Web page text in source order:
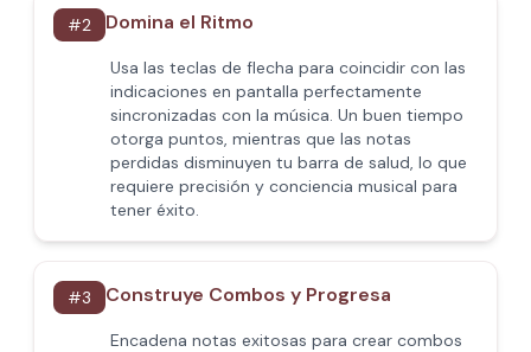
#2 Domina el Ritmo
Usa las teclas de flecha para coincidir con las
indicaciones en pantalla perfectamente
sincronizadas con la música. Un buen tiempo
otorga puntos, mientras que las notas
perdidas disminuyen tu barra de salud, lo que
requiere precisión y conciencia musical para
tener éxito.
#3 Construye Combos y Progresa
Encadena notas exitosas para crear combos